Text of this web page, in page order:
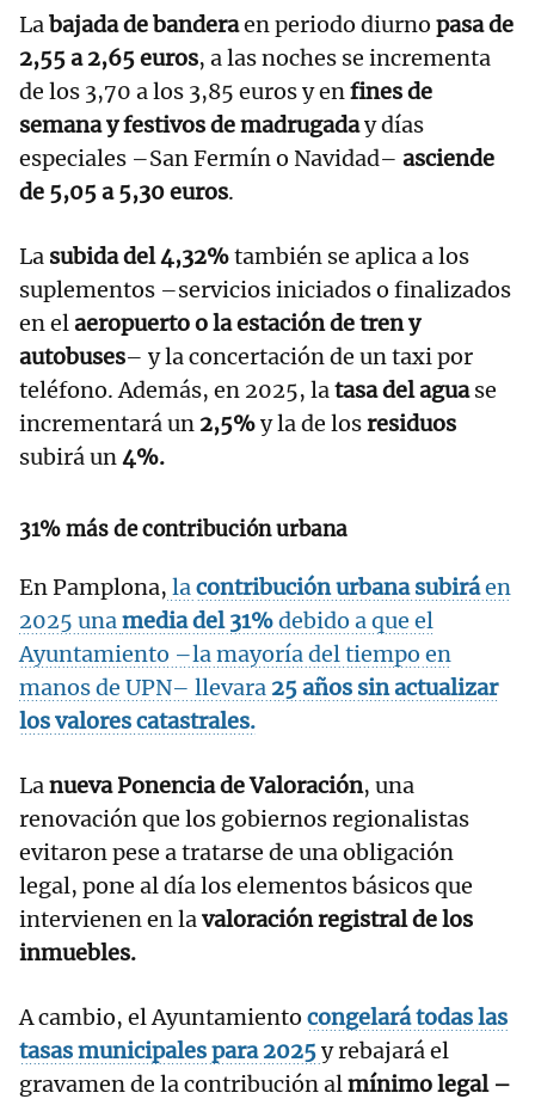
Labajada de banderaen periodo diurno pasa de
2,55 a 2,65 euros, a las noches se incrementa
de los 3,70 a los 3,85 euros y enfines de
semana y festivos de madrugaday días
especiales –San Fermín o Navidad– asciende
de 5,05 a 5,30 euros.
La subida del 4,32%también se aplica a los
suplementos –servicios iniciados o finalizados
en elaeropuerto o la estación de tren y
autobuses– y la concertación de un taxi por
teléfono. Además, en 2025, latasa del aguase
incrementará un 2,5%y la de losresiduos
subirá un4%.
31% más de contribución urbana
En Pamplona, lacontribución urbana subiráen
2025 unamedia del 31%debido a que el
Ayuntamiento –la mayoría del tiempo en
manos de UPN– llevara 25 años sin actualizar
los valores catastrales.
Lanueva Ponencia de Valoración, una
renovación que los gobiernos regionalistas
evitaron pese a tratarse de una obligación
legal, pone al día los elementos básicos que
intervienen en lavaloración registral de los
inmuebles.
A cambio, el Ayuntamiento congelará todas las
tasas municipales para 2025y rebajará el
gravamen de la contribución almínimo legal –